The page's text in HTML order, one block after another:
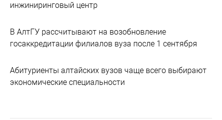
инжиниринговый центр
В АлтГУ рассчитывают на возобновление
госаккредитации филиалов вуза после 1 сентября
Абитуриенты алтайских вузов чаще всего выбирают
экономические специальности